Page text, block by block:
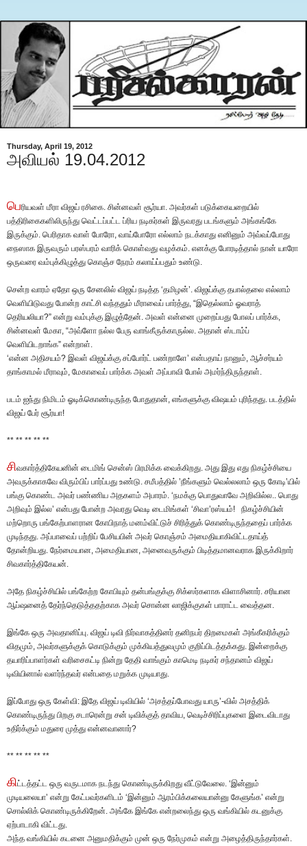
Thursday, April 19, 2012
அவியல் 19.04.2012
பெரியவள் மீரா விஜய் ரசிகை. சின்னவள் சூர்யா. அவர்கள் படுக்கையறையில்
பத்திரிகைகளிலிருந்து வெட்டப்பட்ட ப்ரிய நடிகர்கள் இருவரது படங்களும் அங்கங்கே
இருக்கும். பெரிதாக வாள் போரோ, வாய்போரோ எல்லாம் நடக்காது எனினும் அவ்வப்போது
நைஸாக இருவரும் பரஸ்பரம் வாரிக் கொள்வது வழக்கம். எனக்கு போரடித்தால் நான் யாரோ
ஒருவரை வம்புக்கிழுத்து கொஞ்ச நேரம் கலாய்ப்பதும் உண்டு.
சென்ற வாரம் ஏதோ ஒரு சேனலில் விஜய் நடித்த ‘தமிழன்’. விஜய்க்கு தபால்தலை எல்லாம்
வெளியிடுவது போன்ற காட்சி வந்ததும் மீராவைப் பார்த்து, “இதெல்லாம் ஓவராத்
தெரியலியா?” என்று வம்புக்கு இழுத்தேன். அவள் என்னை முறைப்பது போலப் பார்க்க,
சின்னவள் மேகா, “அவ்ளோ நல்ல பேரு வாங்கீருக்காருல்ல. அதான் ஸ்டாம்ப்
வெளியிடறாங்க” என்றாள்.
‘என்ன அதிசயம்? இவள் விஜய்க்கு சப்போர்ட் பண்றாளே’ என்பதாய் நானும், ஆச்சர்யம்
தாங்காமல் மீராவும், மேகாவைப் பார்க்க அவள் அப்பாவி போல் அமர்ந்திருந்தாள்.
படம் ஐந்து நிமிடம் ஓடிக்கொண்டிருந்த போதுதான், எங்களுக்கு விஷயம் புரிந்தது. படத்தில்
விஜய் பேர் சூர்யா!
** ** ** ** **
சிவகார்த்திகேயனின் டைமிங் சென்ஸ் பிரமிக்க வைக்கிறது. அது இது எது நிகழ்ச்சியை
அவருக்காகவே விரும்பிப் பார்ப்பது உண்டு. சமீபத்தில் ’நீங்களும் வெல்லலாம் ஒரு கோடி’யில்
பங்கு கொண்ட அவர் பண்ணிய அதகளம் அபாரம். ‘நமக்கு பொதுவாவே அறிவில்ல.. பொது
அறிவும் இல்ல’ என்பது போன்ற அவரது வெடி டைமிங்கள் ‘சிவா’ரஸ்யம்! நிகழ்ச்சியின்
மற்றொரு பங்கேற்பாளரான கோபிநாத் மனம்விட்டுச் சிரித்துக் கொண்டிருந்ததைப் பார்க்க
முடிந்தது. அப்பாவைப் பற்றிப் பேசியபின் அவர் கொஞ்சம் அமைதியாகிவிட்டதாய்த்
தோன்றியது. நேர்மையான, அமைதியான, அனைவருக்கும் பிடித்தமானவராக இருக்கிறார்
சிவகார்த்திகேயன்.
அதே நிகழ்ச்சியில் பங்கேற்ற கோபியும் தன்பங்குக்கு சிக்ஸர்களாக விளாசினார். சரியான
ஆப்ஷனைத் தேர்ந்தெடுத்ததற்காக அவர் சொன்ன லாஜிக்குகள் பாராட்ட வைத்தன.
இங்கே ஒரு அவதானிப்பு. விஜய் டிவி நிர்வாகத்தினர் தனிநபர் திறமைகள் அங்கீகரிக்கும்
விதமும், அவர்களுக்குக் கொடுக்கும் முக்கியத்துவமும் குறிப்பிடத்தக்கது. இன்றைக்கு
தயாரிப்பாளர்கள் வரிசைகட்டி நின்று தேதி வாங்கும் காமெடி நடிகர் சந்தானம் விஜய்
டிவியினால் வளர்ந்தவர் என்பதை மறுக்க முடியாது.
இப்போது ஒரு கேள்வி: இதே விஜய் டிவியில் ‘அசத்தப்போவது யாரு’-வில் அசத்திக்
கொண்டிருந்து பிறகு சடாரென்று சன் டிவிக்குத் தாவிய, வெடிச்சிரிப்புகளை இடைவிடாது
உதிர்க்கும் மதுரை முத்து என்னவானார்?
** ** ** ** **
கிட்டத்தட்ட ஒரு வருடமாக நடந்து கொண்டிருக்கிறது வீட்டுவேலை. ‘இன்னும்
முடியலையா’ என்று கேட்பவர்களிடம் ‘இன்னும் ஆரம்பிக்கலையான்னு கேளுங்க’ என்று
சொல்லிக் கொண்டிருக்கிறேன். அங்கே இங்கே என்றலைந்து ஒரு வங்கியில் கடனுக்கு
ஏற்பாடாகி விட்டது.
அந்த வங்கியில் கடனை அனுமதிக்கும் முன் ஒரு நேர்முகம் என்று அழைத்திருந்தார்கள்.